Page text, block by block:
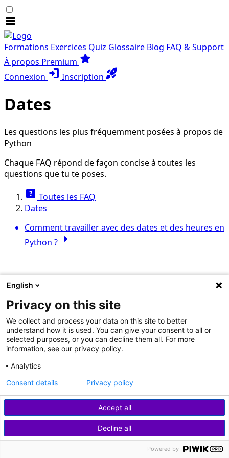
menu
Formations Exercices Quiz Glossaire Blog FAQ & Support
À propos Premium star
Connexion login Inscription rocket_launch
Dates
Les questions les plus fréquemment posées à propos de
Python
Chaque FAQ répond de façon concise à toutes les
questions que tu te poses.
help_center Toutes les FAQ
Dates
Comment travailler avec des dates et des heures en
Python ? arrow_right
English
Privacy on this site
We collect and process your data on this site to better
understand how it is used. You can give your consent to all or
selected purposes, or you can decline them all. For more
information, see our privacy policy.
Analytics
Accept all
Decline all
Consent details Privacy policy
Powered by